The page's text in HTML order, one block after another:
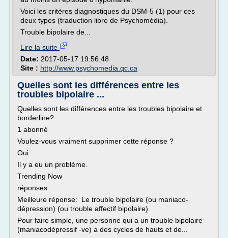
Voici les critères diagnostiques du DSM-5 (1) pour ces
deux types (traduction libre de Psychomédia).
Trouble bipolaire de...
Lire la suite
Date: 2017-05-17 19:56:48
Site : http://www.psychomedia.qc.ca
Quelles sont les différences entre les
troubles bipolaire ...
Quelles sont les différences entre les troubles bipolaire et
borderline?
1 abonné
Voulez-vous vraiment supprimer cette réponse ?
Oui
Il y a eu un problème.
Trending Now
réponses
Meilleure réponse: Le trouble bipolaire (ou maniaco-
dépression) (ou trouble affectif bipolaire)
Pour faire simple, une personne qui a un trouble bipolaire
(maniacodépressif -ve) a des cycles de hauts et de...